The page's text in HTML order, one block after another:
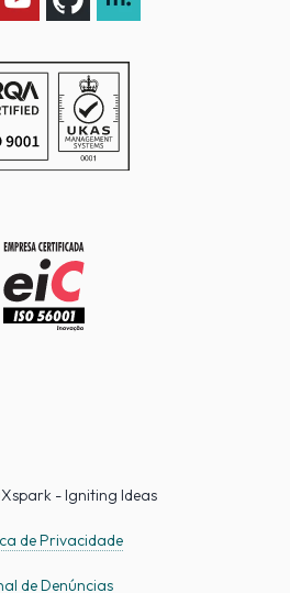
- Igniting Ideas
de Privacidade
de Denúncias